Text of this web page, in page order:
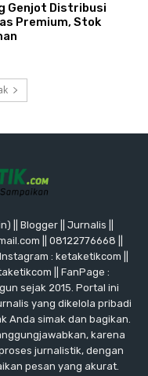
Genjot Distribusi
Premium, Stok
|| Blogger || Jurnalis ||
|| 08122776668 ||
: ketaketikcom ||
|| FanPage :
sejak 2015. Portal ini
yang dikelola pribadi
Anda simak dan bagikan.
karena
jurnalistik, dengan
pesan yang akurat.